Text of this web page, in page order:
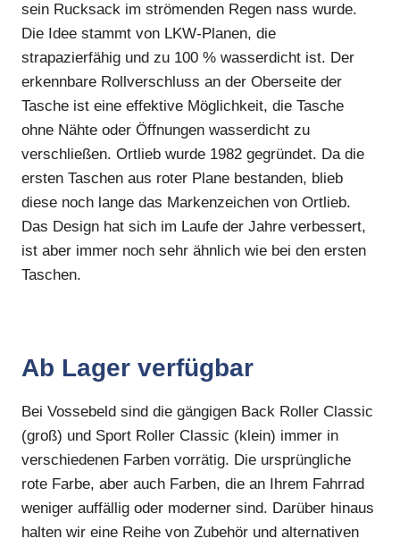
sein Rucksack im strömenden Regen nass wurde.
Die Idee stammt von LKW-Planen, die
strapazierfähig und zu 100 % wasserdicht ist. Der
erkennbare Rollverschluss an der Oberseite der
Tasche ist eine effektive Möglichkeit, die Tasche
ohne Nähte oder Öffnungen wasserdicht zu
verschließen. Ortlieb wurde 1982 gegründet. Da die
ersten Taschen aus roter Plane bestanden, blieb
diese noch lange das Markenzeichen von Ortlieb.
Das Design hat sich im Laufe der Jahre verbessert,
ist aber immer noch sehr ähnlich wie bei den ersten
Taschen.
Ab Lager verfügbar
Bei Vossebeld sind die gängigen Back Roller Classic
(groß) und Sport Roller Classic (klein) immer in
verschiedenen Farben vorrätig. Die ursprüngliche
rote Farbe, aber auch Farben, die an Ihrem Fahrrad
weniger auffällig oder moderner sind. Darüber hinaus
halten wir eine Reihe von Zubehör und alternativen